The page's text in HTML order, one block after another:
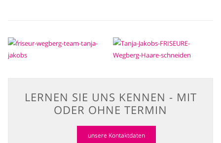
LERNEN SIE UNS KENNEN - MIT
ODER OHNE TERMIN
unsere Kontaktdaten